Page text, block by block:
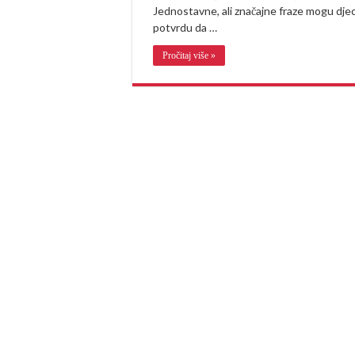
Jednostavne, ali značajne fraze mogu
potvrdu da …
Pročitaj više »